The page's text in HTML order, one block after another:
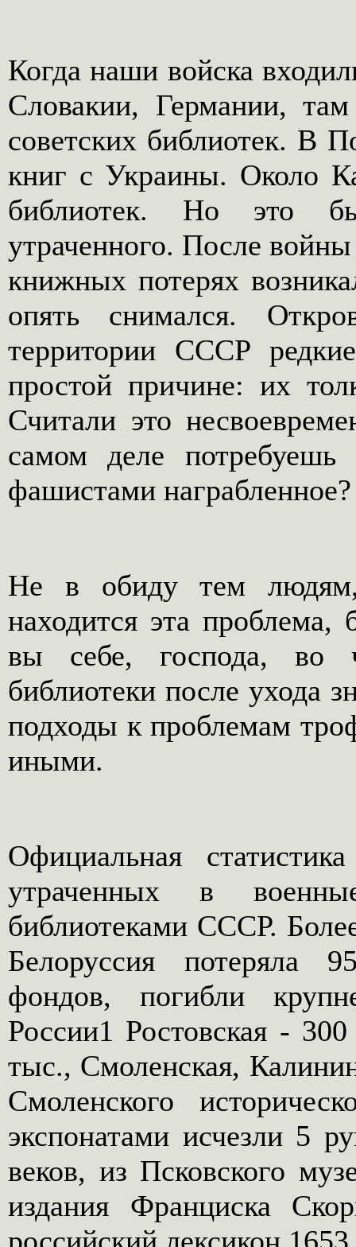
Когда наши войска
Словакии, Германии,
советских библиотек. В
книг с Украины. Около
библиотек. Но это
утраченного. После
книжных потерях
опять снимался.
территории СССР
простой причине: их
Считали это
самом деле
фашистами награбленное?
Не в обиду тем людям,
находится эта проблема,
вы себе, господа, во
библиотеки после ухода
подходы к проблемам
иными.
Официальная
утраченных в
библиотеками СССР.
Белоруссия потеряла
фондов, погибли
России1 Ростовская -
тыс., Смоленская,
Смоленского
экспонатами исчезли 5
веков, из Псковского
издания Франциска